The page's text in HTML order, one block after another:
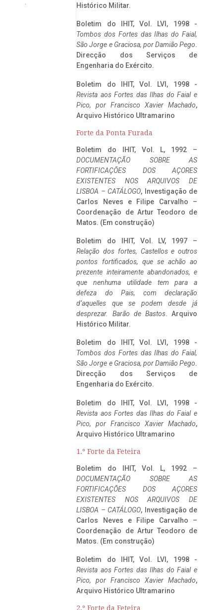
Histórico Militar.
Boletim do IHIT, Vol. LVI, 1998 -
Tombos dos Fortes das Ilhas do Faial,
São Jorge e Graciosa, por Damião Pego.
Direcção dos Serviços de
Engenharia do Exército.
Boletim do IHIT, Vol. LVI, 1998 -
Revista aos Fortes das Ilhas do Faial e
Pico, por Francisco Xavier Machado,
Arquivo Histórico Ultramarino
Forte da Ponta Furada
Boletim do IHIT, Vol. L, 1992 –
DOCUMENTAÇÃO SOBRE AS
FORTIFICAÇÕES DOS AÇORES
EXISTENTES NOS ARQUIVOS DE
LISBOA – CATÁLOGO, Investigação de
Carlos Neves e Filipe Carvalho –
Coordenação de Artur Teodoro de
Matos. (Em construção)
Boletim do IHIT, Vol. LV, 1997 –
Relação dos fortes, Castellos e outros
pontos fortificados, que se achão ao
prezente inteiramente abandonados, e
que nenhuma utilidade tem para a
defeza do Pais, com declaração
d’aquelles que se podem desde já
desprezar. Barão de Bastos. Arquivo
Histórico Militar.
Boletim do IHIT, Vol. LVI, 1998 -
Tombos dos Fortes das Ilhas do Faial,
São Jorge e Graciosa, por Damião Pego.
Direcção dos Serviços de
Engenharia do Exército.
Boletim do IHIT, Vol. LVI, 1998 -
Revista aos Fortes das Ilhas do Faial e
Pico, por Francisco Xavier Machado,
Arquivo Histórico Ultramarino
1.º Forte da Feteira
Boletim do IHIT, Vol. L, 1992 –
DOCUMENTAÇÃO SOBRE AS
FORTIFICAÇÕES DOS AÇORES
EXISTENTES NOS ARQUIVOS DE
LISBOA – CATÁLOGO, Investigação de
Carlos Neves e Filipe Carvalho –
Coordenação de Artur Teodoro de
Matos. (Em construção)
Boletim do IHIT, Vol. LVI, 1998 -
Revista aos Fortes das Ilhas do Faial e
Pico, por Francisco Xavier Machado,
Arquivo Histórico Ultramarino
2.º Forte da Feteira